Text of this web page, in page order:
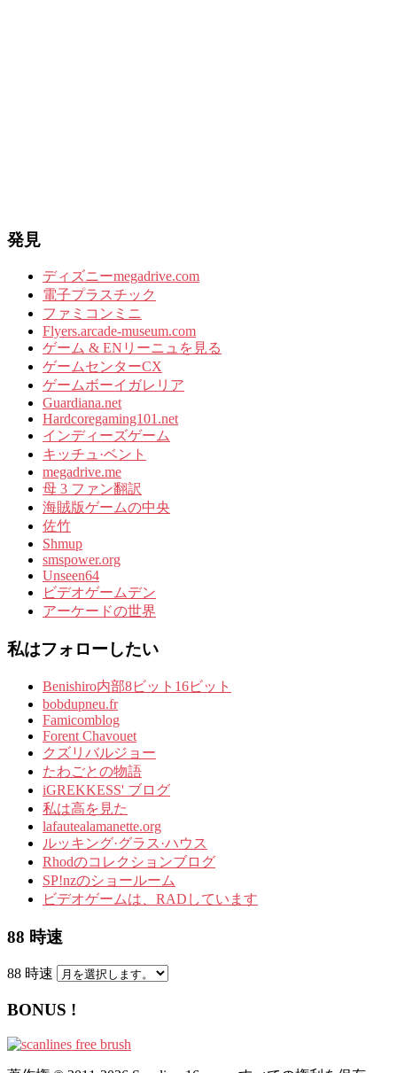
発見
ディズニーmegadrive.com
電子プラスチック
ファミコンミニ
Flyers.arcade-museum.com
ゲーム & ENリーニュを見る
ゲームセンターCX
ゲームボーイガレリア
Guardiana.net
Hardcoregaming101.net
インディーズゲーム
キッチュ·ベント
megadrive.me
母 3 ファン翻訳
海賊版ゲームの中央
佐竹
Shmup
smspower.org
Unseen64
ビデオゲームデン
アーケードの世界
私はフォローしたい
Benishiro内部8ビット16ビット
bobdupneu.fr
Famicomblog
Forent Chavouet
クズリバルジョー
たわごとの物語
iGREKKESS' ブログ
私は高を見た
lafautealamanette.org
ルッキング·グラス·ハウス
Rhodのコレクションブログ
SP!nzのショールーム
ビデオゲームは、RADしています
88 時速
88 時速
BONUS !